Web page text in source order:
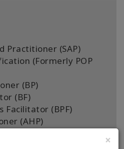
×
Practitioner (SAP)
(Formerly POP
(BP)
(BF)
Facilitator (BPF)
(AHP)